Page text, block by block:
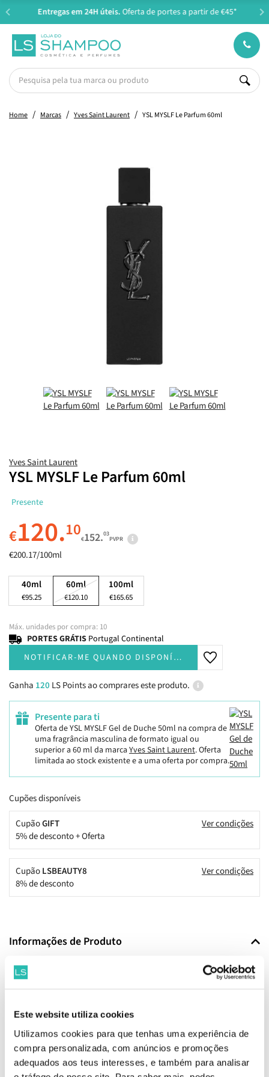
Este website utiliza cookies
Utilizamos cookies para que tenhas uma experiência de
compra personalizada, com anúncios e promoções
adequados aos teus interesses, e também para analisar
Entregas em 24H úteis.Oferta de portes a partir de €45*
Home Marcas Yves Saint Laurent YSL MYSLF Le Parfum 60ml
Yves Saint Laurent
YSL MYSLF Le Parfum 60ml
Presente
€120.10€152.03
PVPR
€200.17/100ml
40ml
€95.25
60ml
€120.10
100ml
€165.65
Máx. unidades por compra: 10
PORTES GRÁTIS Portugal Continental
NOTIFICAR-ME QUANDO DISPONÍVEL
Ganha 120 LS Points ao comprares este produto.
Presente para ti
Oferta de YSL MYSLF Gel de Duche 50ml na compra de
uma fragrância masculina de formato igual ou
superior a 60 ml da marca Yves Saint Laurent.Oferta
limitada ao stock existente e a uma oferta por compra.
Cupões disponíveis
CupãoGIFT
5% de desconto + Oferta
Ver condições
CupãoLSBEAUTY8
8% de desconto
Ver condições
Informações de Produto
Descrição
MYSLF Le Parfum, a nova fragrância masculina recarregável de Yves
abraça todas as suas nuances e facetas. É um perfume masculino,
O frasco recarregável de MYSLF é revestido a preto envernizado,
para que este homem se veja a si mesmo. O icónico logo YSL,
embutido no vidro, proporciona elegância a este exclusivo frasco.